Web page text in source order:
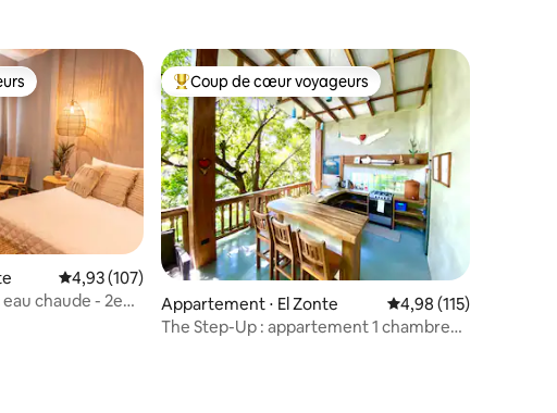
Évaluation moyenne sur la base de 107 commentaires : 4,93 sur 5
4,93 (107)
chaude - 2e
Coups de cœur voyageurs les plus appréciés
Coup de cœur voyageurs
Appartement ⋅ El Zonte Évaluation moyenne
4,98 (115)
The Step-Up : appartement 1 chambre